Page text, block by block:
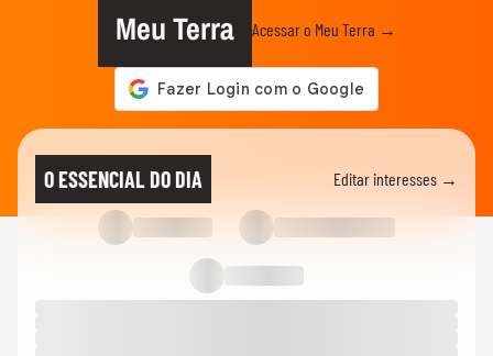
Meu Terra Acessar o Meu Terra →
O ESSENCIAL DO DIA Editar interesses →